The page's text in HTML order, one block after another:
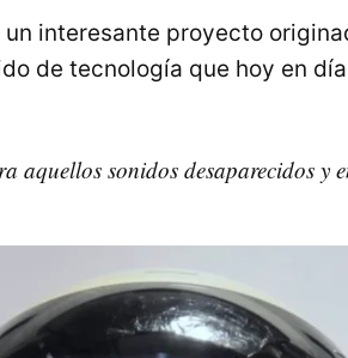
un interesante proyecto
de tecnología que hoy en
aquellos sonidos desaparecidos y